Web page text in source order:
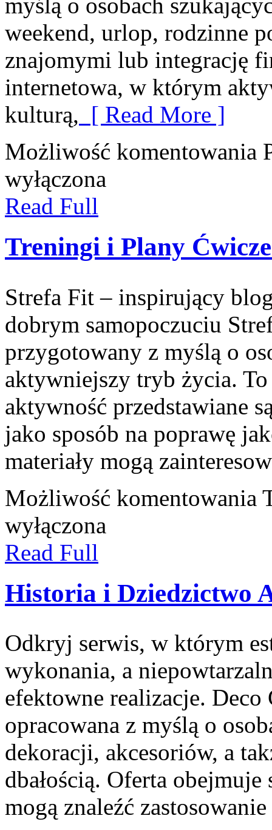
weekend, urlop, rodzinne
znajomymi lub integrację
internetowa, w którym
kulturą, [ Read More ]
Możliwość komentowania
wyłączona
Read Full
Treningi i Plany
Strefa Fit – inspirujący
dobrym samopoczuciu
przygotowany z myślą o
aktywniejszy tryb życia.
aktywność przedstawiane
jako sposób na poprawę
materiały mogą
Możliwość komentowania
wyłączona
Read Full
Historia i Dziedzictwo
Odkryj serwis, w którym
wykonania, a
efektowne realizacje.
opracowana z myślą o
dekoracji, akcesoriów, a
dbałością. Oferta
mogą znaleźć